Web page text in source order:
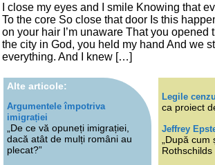
I close my eyes and I smile Knowing that
To the core So close that door Is this
on your hair I’m unaware That you opened
the city in God, you held my hand And we
everything. And I knew […]
Alte articole:
Argumentele împotriva
imigrației
„De ce vă opuneți imigrației,
dacă atât de mulți români au
plecat?”
Legile
ca proiect
Jeffrey
„După
Rothschilds